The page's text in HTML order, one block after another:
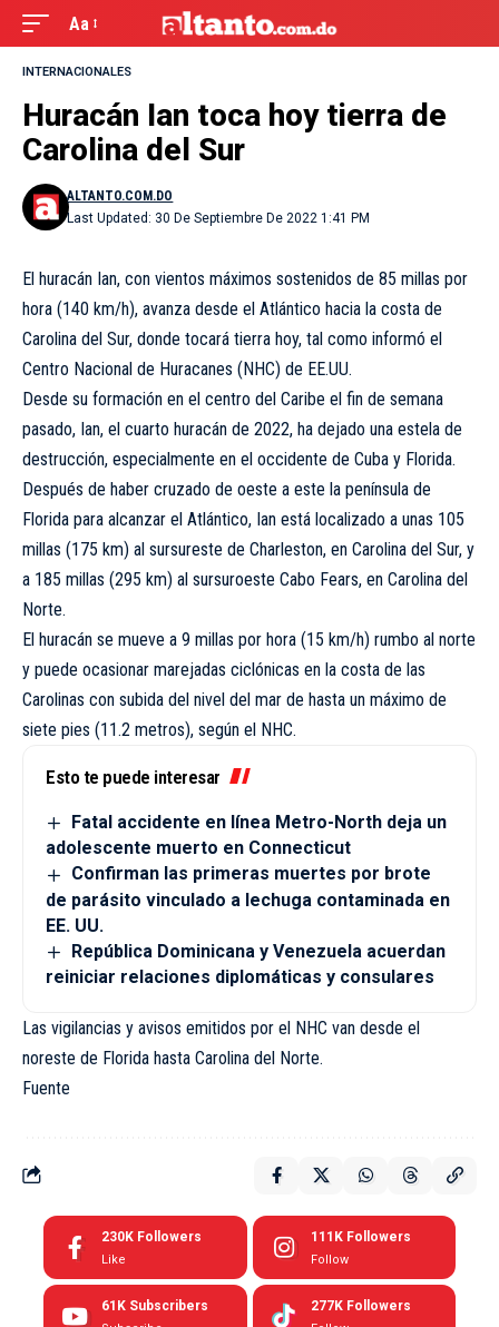
Aa
INTERNACIONALES
Huracán Ian toca hoy tierra de
Carolina del Sur
Last Updated: 30 De Septiembre De 2022 1:41 PM
ALTANTO.COM.DO
El huracán Ian, con vientos máximos sostenidos de 85 millas por
hora (140 km/h), avanza desde el Atlántico hacia la costa de
Carolina del Sur, donde tocará tierra hoy, tal como informó el
Centro Nacional de Huracanes (NHC) de EE.UU.
Desde su formación en el centro del Caribe el fin de semana
pasado, Ian, el cuarto huracán de 2022, ha dejado una estela de
destrucción, especialmente en el occidente de Cuba y Florida.
Después de haber cruzado de oeste a este la península de
Florida para alcanzar el Atlántico, Ian está localizado a unas 105
millas (175 km) al sursureste de Charleston, en Carolina del Sur, y
a 185 millas (295 km) al sursuroeste Cabo Fears, en Carolina del
Norte.
El huracán se mueve a 9 millas por hora (15 km/h) rumbo al norte
y puede ocasionar marejadas ciclónicas en la costa de las
Carolinas con subida del nivel del mar de hasta un máximo de
siete pies (11.2 metros), según el NHC.
Esto te puede interesar
Fatal accidente en línea Metro-North deja un
adolescente muerto en Connecticut
Confirman las primeras muertes por brote
de parásito vinculado a lechuga contaminada en
EE. UU.
República Dominicana y Venezuela acuerdan
reiniciar relaciones diplomáticas y consulares
Las vigilancias y avisos emitidos por el NHC van desde el
noreste de Florida hasta Carolina del Norte.
Fuente
230K Followers
Like
111K Followers
Follow
61K Subscribers 277K Followers